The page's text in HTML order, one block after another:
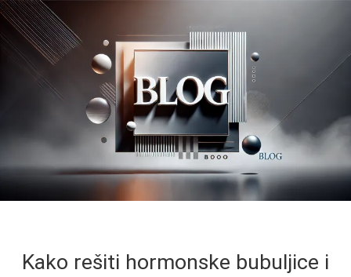
Kako rešiti hormonske bubuljice i